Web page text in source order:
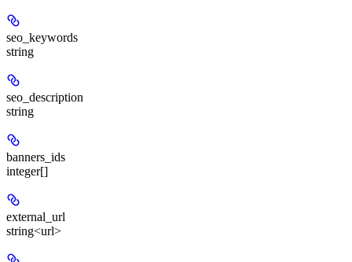
seo_keywords
string
seo_description
string
banners_ids
integer[]
external_url
string<url>